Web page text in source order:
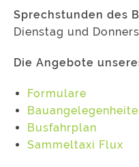
Sprechstunden des
Dienstag und
Die Angebote
Formulare
Busfahrplan
Sammeltaxi Flux